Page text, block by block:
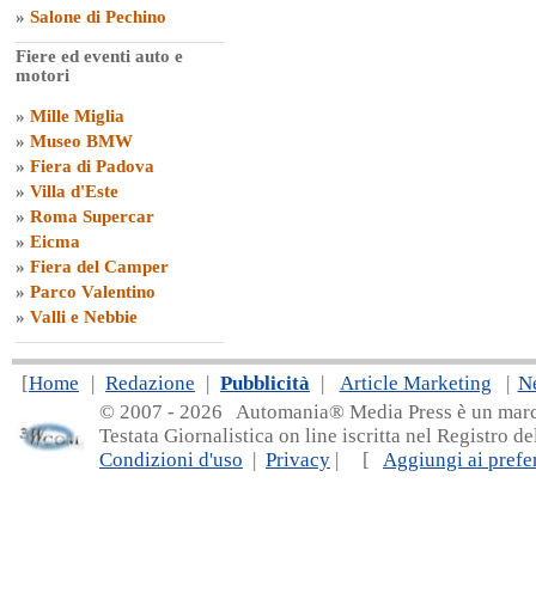
» Salone di Pechino
Fiere ed eventi auto e
motori
» Mille Miglia
» Museo BMW
» Fiera di Padova
» Villa d'Este
» Roma Supercar
» Eicma
» Fiera del Camper
» Parco Valentino
» Valli e Nebbie
[Home | Redazione | Pubblicità | Article Marketing |
© 2007 - 2026 Automania® Media Press è un
Testata Giornalistica on line iscritta nel Registro
Condizioni d'uso | Privacy | [ Aggiungi ai